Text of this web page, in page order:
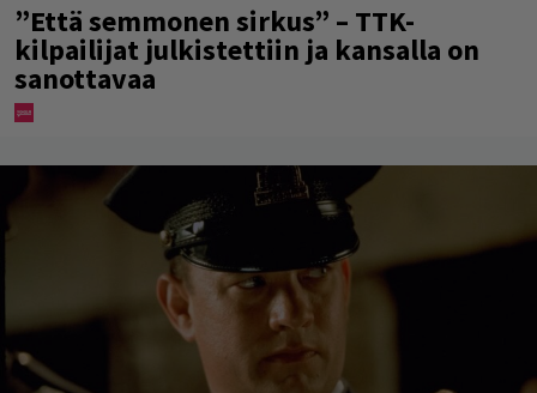
”Että semmonen sirkus” – TTK-
kilpailijat julkistettiin ja kansalla on
sanottavaa